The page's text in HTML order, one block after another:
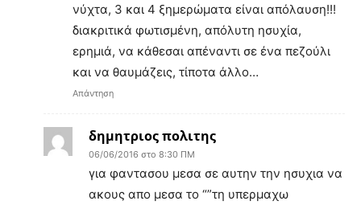
νύχτα, 3 και 4 ξημερώματα είναι απόλαυση!!!
διακριτικά φωτισμένη, απόλυτη ησυχία,
ερημιά, να κάθεσαι απέναντι σε ένα πεζούλι
και να θαυμάζεις, τίποτα άλλο…
Απάντηση
δημητριος πολιτης
06/06/2016 στο 8:30 ΠΜ
για φαντασου μεσα σε αυτην την ησυχια να
ακους απο μεσα το “”τη υπερμαχω